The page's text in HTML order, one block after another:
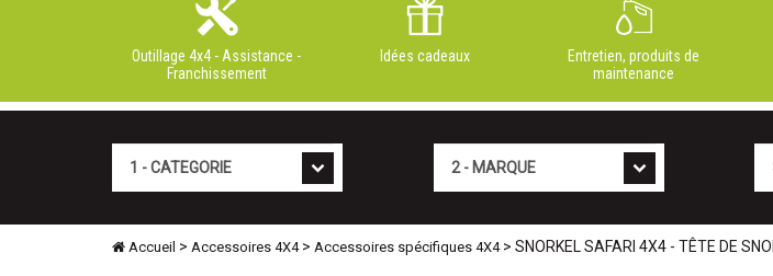
Outillage 4x4 - Assistance -
Franchissement
Idées cadeaux
Entretien, produits de
maintenance
Accueil > Accessoires 4X4> Accessoires spécifiques 4X4> SNORKEL SAFARI 4X4 - TÊTE DE